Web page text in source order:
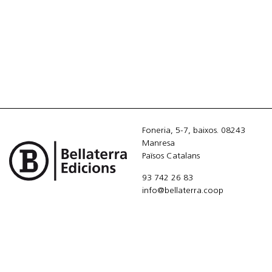
Foneria, 5-7, baixos. 08243
Manresa
Països Catalans
93 742 26 83
info@bellaterra.coop